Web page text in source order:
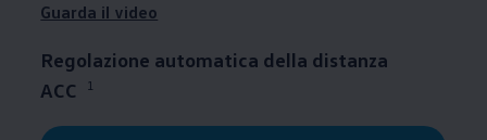
Guarda il video
Regolazione automatica della distanza
ACC
1